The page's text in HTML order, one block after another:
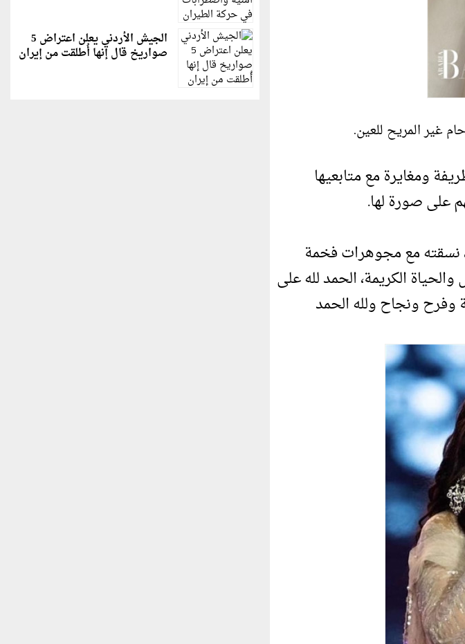
غير المريح للعين.
ومغايرة مع متابعيها
على صورة لها.
لها بفستان أنيق، نسقته مع مجوهرات فخمة
الكريمة، الحمد لله على
وفرح ونجاح ولله الحمد
الجيش الأردني يعلن اعتراض 5
صواريخ قال إنها أُطلقت من إيران